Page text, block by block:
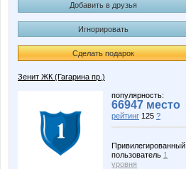
Добавить в друзья
Игнорировать
Сделать подарок
Зенит ЖК (Гагарина пр.)
популярность:
66947 место
рейтинг 125 ?
Привилегированный
пользователь 1
уровня